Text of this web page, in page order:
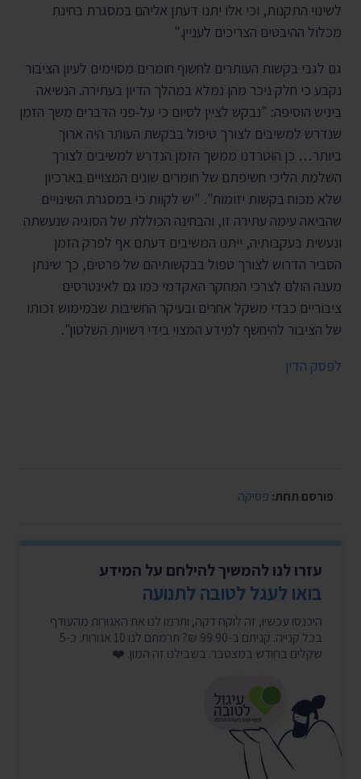
לשינוי התקנות, וכי אלו יתנו דעתן אליהם במסגרת בחינת
מכלול ההיבטים הצריכים לעניין."
גם לגבי בקשות העותרים לחשוף חומרים מסוימים לעיון הציבור
נקבע כי חלק ניכר מהן נמלא במהלך הדיון בעתירה. הנשיאה
ביניש הוסיפה: "נבקש לציין לסיום כי על-פני הדברים משך הזמן
שנדרש למשיבים לצורך טיפול בבקשת העותר היה ארוך
ביותר… כן הוטרדנו ממשך הזמן הנדרש למשיבים לצורך
השלמת הליכי חשיפתם של חומרים שונים המצויים בארכיון
שלא מכוח בקשות יזומות". "יש לקוות כי במסגרת השינויים
שהביאה עימה עתירה זו, והבחינה הכוללת של הסוגיה שנעשתה
ונעשית בעקבותיה, ייתנו המשיבים דעתם אף לפרק הזמן
הסביר הדרוש לצורך טפול בבקשותיהם של פרטים, כך שינתן
מענה הולם לצרכי המחקר האקדמי כמו גם לאינטרסים
ציבוריים כבדי משקל אחרים ובעיקר החשיבות שבמימוש זכותו
של הציבור להיחשף למידע המצוי בידי רשויות השלטון".
לפסק הדין
פורסם תחת: פסיקה
עזרו לנו להמשיך להילחם על המידע
בואו לעגל לטובה לתנועה
היכנסו עכשיו, זה לוקח דקה, ותרמו לנו את האגורות מהעודף
בכל קנייה. קניתם ב-99.90 ₪? תרמתם לנו 10 אגורות. כ-5
שקלים בחודש במצטבר. בשבילנו זה המון. ❤️